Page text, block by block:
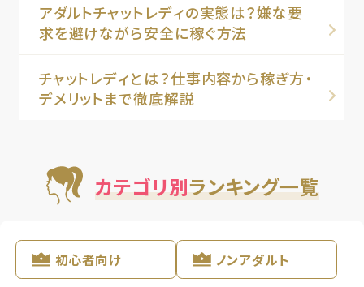
アダルトチャットレディの実態は？嫌な要
求を避けながら安全に稼ぐ方法
チャットレディとは？仕事内容から稼ぎ方・
デメリットまで徹底解説
カテゴリ別ランキング一覧
初心者向け ノンアダルト